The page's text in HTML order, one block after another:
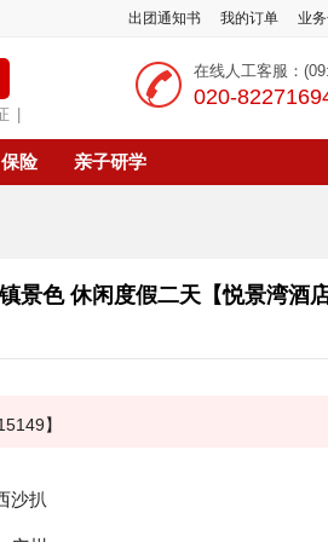
出团通知书 我的订单 业
在线人工客服：
‭020-
保险 亲子研学
景色 休闲度假二天【悦景湾酒
】
沙扒